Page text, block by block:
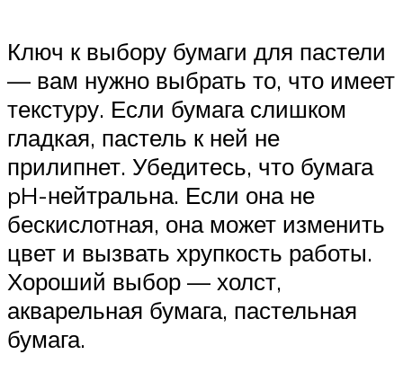
Ключ к выбору бумаги для пастели
— вам нужно выбрать то, что имеет
текстуру. Если бумага слишком
гладкая, пастель к ней не
прилипнет. Убедитесь, что бумага
pH-нейтральна. Если она не
бескислотная, она может изменить
цвет и вызвать хрупкость работы.
Хороший выбор — холст,
акварельная бумага, пастельная
бумага.